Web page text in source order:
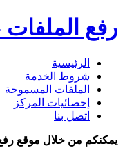
رفع الملفات
الرئيسية
شروط الخدمة
الملفات المسموحة
إحصائيات المركز
اتصل بنا
يمكنكم من خلال موقع